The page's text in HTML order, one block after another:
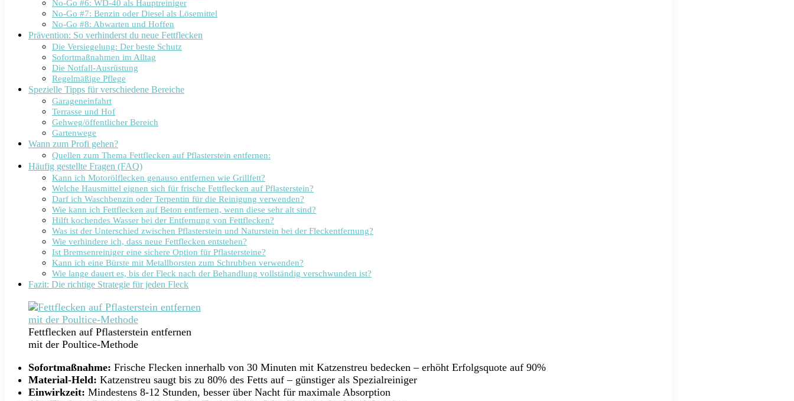
No-Go #6: WD-40 als Hauptreiniger
No-Go #7: Benzin oder Diesel als Lösemittel
No-Go #8: Abwarten und Hoffen
Prävention: So verhinderst du neue Fettflecken
Die Versiegelung: Der beste Schutz
Sofortmaßnahmen im Alltag
Die Notfall-Ausrüstung
Regelmäßige Pflege
Spezielle Tipps für verschiedene Bereiche
Garageneinfahrt
Terrasse und Hof
Gehweg/öffentlicher Bereich
Gartenwege
Wann zum Profi gehen?
Quellen zum Thema Fettflecken auf Pflasterstein entfernen:
Häufig gestellte Fragen (FAQ)
Kann ich Motorölflecken genauso entfernen wie Grillfett?
Welche Hausmittel eignen sich für frische Fettflecken auf Pflasterstein?
Darf ich Waschbenzin oder Terpentin für die Reinigung verwenden?
Wie kann ich Fettflecken auf Beton entfernen, wenn diese sehr alt sind?
Hilft kochendes Wasser bei der Entfernung von Fettflecken?
Was ist der Unterschied zwischen Pflasterstein und Naturstein bei der Fleckentfernung?
Wie verhindere ich, dass neue Fettflecken entstehen?
Ist Bremsenreiniger eine sichere Option für Pflastersteine?
Kann ich eine Bürste mit Metallborsten zum Schrubben verwenden?
Wie lange dauert es, bis der Fleck nach der Behandlung vollständig verschwunden ist?
Fazit: Die richtige Strategie für jeden Fleck
Fettflecken auf Pflasterstein entfernen
mit der Poultice-Methode
Sofortmaßnahme: Frische Flecken innerhalb von 30 Minuten mit Katzenstreu bedecken – erhöht Erfolgsquote auf 90%
Material-Held: Katzenstreu saugt bis zu 80% des Fetts auf – günstiger als Spezialreiniger
Einwirkzeit: Mindestens 8-12 Stunden, besser über Nacht für maximale Absorption